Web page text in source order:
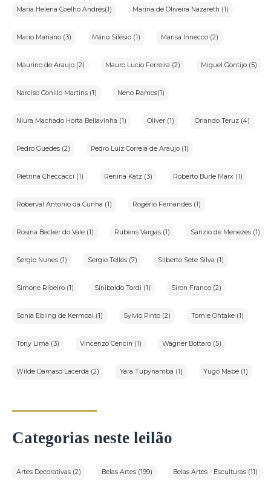
Maria Helena Coelho Andrés(1) Marina de Oliveira Nazareth (1)
Mario Mariano (3) Mário Silésio (1) Marisa Innecco (2)
Maurino de Araujo (2) Mauro Lucio Ferreira (2) Miguel Gontijo (5)
Narciso Conillo Martins (1) Neno Ramos(1)
Niura Machado Horta Bellavinha (1) Oliver (1) Orlando Teruz (4)
Pedro Guedes (2) Pedro Luiz Correia de Araujo (1)
Pietrina Checcacci (1) Renina Katz (3) Roberto Burle Marx (1)
Roberval Antonio da Cunha (1) Rogério Fernandes (1)
Rosina Becker do Vale (1) Rubens Vargas (1) Sanzio de Menezes (1)
Sergio Nunes (1) Sergio Telles (7) Silberto Sete Silva (1)
Simone Ribeiro (1) Sinibaldo Tordi (1) Siron Franco (2)
Sonia Ebling de Kermoal (1) Sylvio Pinto (2) Tomie Ohtake (1)
Tony Lima (3) Vincenzo Cencin (1) Wagner Bottaro (5)
Wilde Damaso Lacerda (2) Yara Tupynambá (1) Yugo Mabe (1)
Categorias neste leilão
Artes Decorativas (2) Belas Artes (199) Belas Artes - Esculturas (11)